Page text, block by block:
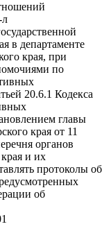
л
в департаменте
края, при
по
20.6.1 Кодекса
главы
края от 11
органов
и их
протоколы об
об